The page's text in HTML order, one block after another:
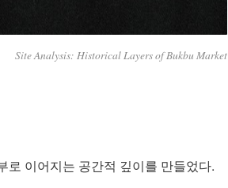
Site Analysis: Historical Layers of Bukbu Market
로 이어지는 공간적 깊이를 만들었다.